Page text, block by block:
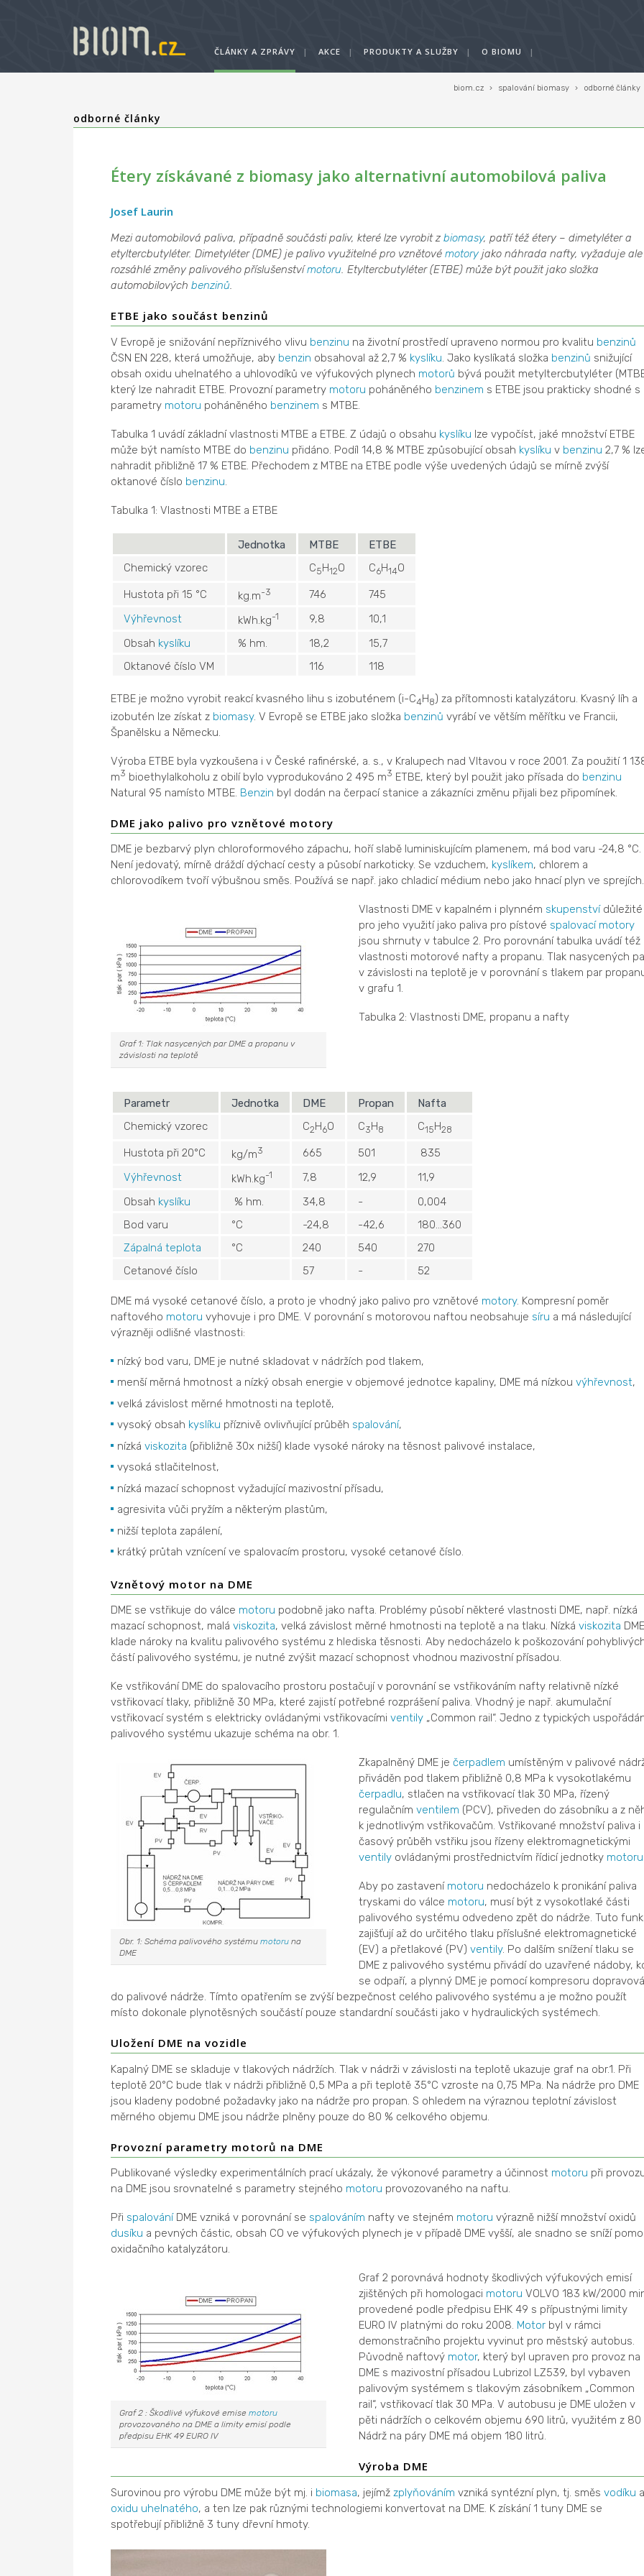
ČLÁNKY A ZPRÁVY | AKCE | PRODUKTY A SLUŽBY | O BIOMU |
biom.cz › spalování biomasy › odborné články
odborné články
Étery získávané z biomasy jako alternativní automobilová paliva
Josef Laurin
Mezi automobilová paliva, případně součásti paliv, které lze vyrobit z biomasy, patří též étery – dimetyléter a
etyltercbutyléter. Dimetyléter (DME) je palivo využitelné pro vznětové motoryjako náhrada nafty, vyžaduje ale
rozsáhlé změny palivového příslušenstvímotoru. Etyltercbutyléter (ETBE) může být použit jako složka
automobilových benzinů.
ETBE jako součást benzinů
V Evropě je snižování nepříznivého vlivu benzinu na životní prostředí upraveno normou pro kvalitu benzinů
ČSN EN 228, která umožňuje, aby benzin obsahoval až 2,7 % kyslíku . Jako kyslíkatá složka benzinů snižující
obsah oxidu uhelnatého a uhlovodíků ve výfukových plynech motorů bývá použit metyltercbutyléter
který lze nahradit ETBE. Provozní parametry motoru poháněného benzinem s ETBE jsou prakticky shodné s
parametry motoru poháněného benzinem s MTBE.
Tabulka 1 uvádí základní vlastnosti MTBE a ETBE. Z údajů o obsahu kyslíku lze vypočíst, jaké množství ETBE
může být namísto MTBE do benzinu přidáno. Podíl 14,8 % MTBE způsobující obsah kyslíku v benzinu 2,7 %
nahradit přibližně 17 % ETBE. Přechodem z MTBE na ETBE podle výše uvedených údajů se mírně zvýší
oktanové číslo benzinu
Tabulka 1: Vlastnosti MTBE a ETBE
Jednotka MTBE
ETBE
Chemický vzorec
C5H12O C6H14O
Hustota při 15 °C kg.m-3 746
745
Výhřevnost
kWh.kg-1 9,8
10,1
Obsah kyslíku % hm. 18,2
15,7
Oktanové číslo VM
116 118
ETBE je možno vyrobit reakcí kvasného lihu s izobuténem (i-C4H8) za přítomnosti katalyzátoru. Kvasný líh a
izobutén lze získat z biomasy. V Evropě se ETBE jako složka benzinů vyrábí ve větším měřítku ve Francii,
Španělsku a Německu.
Výroba ETBE byla vyzkoušena i v České rafinérské, a. s., v Kralupech nad Vltavou v roce 2001. Za použití 1
m3 bioethylalkoholu z obilí bylo vyprodukováno 2 495 m3 ETBE, který byl použit jako přísada do benzinu
Natural 95 namísto MTBE. Benzin byl dodán na čerpací stanice a zákazníci změnu přijali bez připomínek.
DME jako palivo pro vznětové motory
DME je bezbarvý plyn chloroformového zápachu, hoří slabě luminiskujícím plamenem, má bod varu -24,8 °C.
Není jedovatý, mírně dráždí dýchací cesty a působí narkoticky. Se vzduchem, kyslíkem, chlorem a
chlorovodíkem tvoří výbušnou směs. Používá se např. jako chladicí médium nebo jako hnací plyn ve sprejích.
Graf 1: Tlak nasycených par DME a propanu v
závislosti na teplotě
Vlastnosti DME v kapalném i plynném skupenstvídůležité
pro jeho využití jako paliva pro pístové spalovací motory
jsou shrnuty v tabulce 2. Pro porovnání tabulka uvádí též
vlastnosti motorové nafty a propanu. Tlak nasycených
v závislosti na teplotě je v porovnání s tlakem par
v grafu 1.
Tabulka 2: Vlastnosti DME, propanu a nafty
Parametr Jednotka DME Propan
Nafta
Chemický vzorec
C2H6O C3H8 C15H28
Hustota při 20°C kg/m3 665 501
835
Výhřevnost
kWh.kg-1 7,8 12,9
11,9
Obsah kyslíku % hm. 34,8 -
0,004
Bod varu
°C -24,8 -42,6
180…360
Zápalná teplota
°C 240 540
270
Cetanové číslo
57 - 52
DME má vysoké cetanové číslo, a proto je vhodný jako palivo pro vznětové motory. Kompresní poměr
naftového motoru vyhovuje i pro DME. V porovnání s motorovou naftou neobsahuje síru a má následující
výrazněji odlišné vlastnosti:
nízký bod varu, DME je nutné skladovat v nádržích pod tlakem,
menší měrná hmotnost a nízký obsah energie v objemové jednotce kapaliny, DME má nízkou výhřevnost,
velká závislost měrné hmotnosti na teplotě,
vysoký obsah kyslíku příznivě ovlivňující průběh spalování,
nízká viskozita (přibližně 30x nižší) klade vysoké nároky na těsnost palivové instalace,
vysoká stlačitelnost,
nízká mazací schopnost vyžadující mazivostní přísadu,
agresivita vůči pryžím a některým plastům,
nižší teplota zapálení,
krátký průtah vznícení ve spalovacím prostoru, vysoké cetanové číslo.
Vznětový motor na DME
DME se vstřikuje do válce motoru podobně jako nafta. Problémy působí některé vlastnosti DME, např. nízká
mazací schopnost, malá viskozita, velká závislost měrné hmotnosti na teplotě a na tlaku. Nízká viskozita DME
klade nároky na kvalitu palivového systému z hlediska těsnosti. Aby nedocházelo k poškozování
částí palivového systému, je nutné zvýšit mazací schopnost vhodnou mazivostní přísadou.
Ke vstřikování DME do spalovacího prostoru postačují v porovnání se vstřikováním nafty relativně nízké
vstřikovací tlaky, přibližně 30 MPa, které zajistí potřebné rozprášení paliva. Vhodný je např. akumulační
vstřikovací systém s elektricky ovládanými vstřikovacími ventily„Common rail“. Jedno z typických
palivového systému ukazuje schéma na obr. 1.
Obr. 1: Schéma palivového systému motoruna
DME
Zkapalněný DME je čerpadlem umístěným v palivové
přiváděn pod tlakem přibližně 0,8 MPa k vysokotlakému
čerpadlu, stlačen na vstřikovací tlak 30 MPa, řízený
regulačním ventilem (PCV), přiveden do zásobníku a z
k jednotlivým vstřikovačům. Vstřikované množství paliva i
časový průběh vstřiku jsou řízeny elektromagnetickými
ventilyovládanými prostřednictvím řídicí jednotky motoru
Aby po zastavení motoru nedocházelo k pronikání paliva
tryskami do válce motoru, musí být z vysokotlaké části
palivového systému odvedeno zpět do nádrže. Tuto
zajišťují až do určitého tlaku příslušné elektromagnetické
(EV) a přetlakové (PV) ventily. Po dalším snížení tlaku se
DME z palivového systému přivádí do uzavřené nádoby,
se odpaří, a plynný DME je pomocí kompresoru
do palivové nádrže. Tímto opatřením se zvýší bezpečnost celého palivového systému a je možno použít
místo dokonale plynotěsných součástí pouze standardní součásti jako v hydraulických systémech.
Uložení DME na vozidle
Kapalný DME se skladuje v tlakových nádržích. Tlak v nádrži v závislosti na teplotě ukazuje graf na obr.1. Při
teplotě 20°C bude tlak v nádrži přibližně 0,5 MPa a při teplotě 35°C vzroste na 0,75 MPa. Na nádrže pro DME
jsou kladeny podobné požadavky jako na nádrže pro propan. S ohledem na výraznou teplotní závislost
měrného objemu DME jsou nádrže plněny pouze do 80 % celkového objemu.
Provozní parametry motorů na DME
Publikované výsledky experimentálních prací ukázaly, že výkonové parametry a účinnost motoru při
na DME jsou srovnatelné s parametry stejného motoru provozovaného na naftu.
Při spalováníDME vzniká v porovnání se spalováním nafty ve stejném motoru výrazně nižší množství oxidů
dusíku a pevných částic, obsah CO ve výfukových plynech je v případě DME vyšší, ale snadno se sníží
oxidačního katalyzátoru.
Graf 2 : Škodlivé výfukové emise motoru
provozovaného na DME a limity emisí podle
předpisu EHK 49 EURO IV
Graf 2 porovnává hodnoty škodlivých výfukových emisí
zjištěných při homologaci motoru VOLVO 183 kW/2000
provedené podle předpisu EHK 49 s přípustnými limity
EURO IV platnými do roku 2008. Motorbyl v rámci
demonstračního projektu vyvinut pro městský autobus.
Původně naftový motor, který byl upraven pro provoz na
DME s mazivostní přísadou Lubrizol LZ539, byl vybaven
palivovým systémem s tlakovým zásobníkem „Common
rail“, vstřikovací tlak 30 MPa. V autobusu je DME uložen v
pěti nádržích o celkovém objemu 690 litrů, využitém z 80
Nádrž na páry DME má objem 180 litrů.
Výroba DME
Surovinou pro výrobu DME může být mj. i biomasa, jejímž zplyňováním vzniká syntézní plyn, tj. směs vodíku a
oxidu uhelnatého, a ten lze pak různými technologiemi konvertovat na DME. K získání 1 tuny DME se
spotřebují přibližně 3 tuny dřevní hmoty.